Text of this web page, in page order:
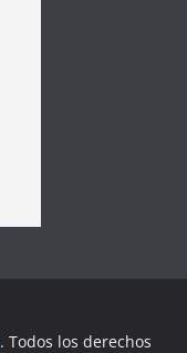
. Todos los derechos